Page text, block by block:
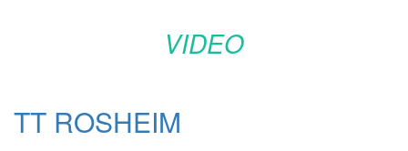
VIDEO
TT ROSHEIM